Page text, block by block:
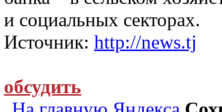
и социальных секторах.
Источник: http://news.tj
обсудить